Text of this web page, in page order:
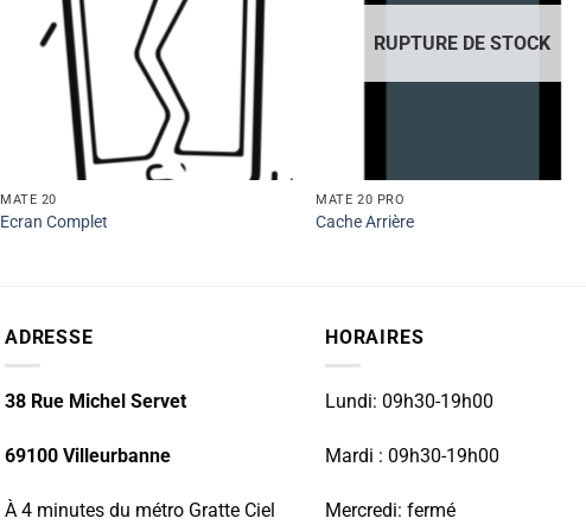
MATE 20
Ecran Complet
RUPTURE DE STOCK
MATE 20 PRO
Cache Arrière
ADRESSE
38 Rue Michel Servet
69100 Villeurbanne
À 4 minutes du métro Gratte Ciel
HORAIRES
Lundi: 09h30-19h00
Mardi : 09h30-19h00
Mercredi: fermé